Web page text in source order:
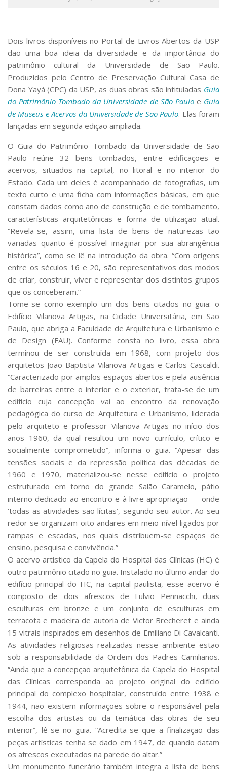
Segurança, Trânsito e Prevenção
RH, Administrativo e Financeiro
Outros serviços
Comunicação
Assessorias e Mídias
Aplicativos e Sites
Jornal da USP
Agenda de Eventos
Dois livros disponíveis no Portal de Livros Abertos da USP
dão uma boa ideia da diversidade e da importância do
patrimônio cultural da Universidade de São Paulo.
Produzidos pelo Centro de Preservação Cultural Casa de
Dona Yayá (CPC) da USP, as duas obras são intituladas Guia
do Patrimônio Tombado da Universidade de São Pauloe Guia
de Museus e Acervos da Universidade de São Paulo. Elas foram
lançadas em segunda edição ampliada.
OGuia do Patrimônio Tombado da Universidade de São
Paulo reúne 32 bens tombados, entre edificações e
acervos, situados na capital, no litoral e no interior do
Estado. Cada um deles é acompanhado de fotografias, um
texto curto e uma ficha com informações básicas, em que
constam dados como ano de construção e de tombamento,
características arquitetônicas e forma de utilização atual.
“Revela-se, assim, uma lista de bens de naturezas tão
variadas quanto é possível imaginar por sua abrangência
histórica”, como se lê na introdução da obra. “Com origens
entre os séculos 16 e 20, são representativos dos modos
de criar, construir, viver e representar dos distintos grupos
que os conceberam.”
Tome-se como exemplo um dos bens citados no guia: o
Edifício Vilanova Artigas, na Cidade Universitária, em São
Paulo, que abriga a Faculdade de Arquitetura e Urbanismo e
de Design (FAU). Conforme consta no livro, essa obra
terminou de ser construída em 1968, com projeto dos
arquitetos João Baptista Vilanova Artigas e Carlos Cascaldi.
“Caracterizado por amplos espaços abertos e pela ausência
de barreiras entre o interior e o exterior, trata-se de um
edifício cuja concepção vai ao encontro da renovação
pedagógica do curso de Arquitetura e Urbanismo, liderada
pelo arquiteto e professor Vilanova Artigas no início dos
anos 1960, da qual resultou um novo currículo, crítico e
socialmente comprometido”, informa o guia. “Apesar das
tensões sociais e da repressão política das décadas de
1960 e 1970, materializou-se nesse edifício o projeto
estruturado em torno do grande Salão Caramelo, pátio
interno dedicado ao encontro e à livre apropriação — onde
‘todas as atividades são lícitas’, segundo seu autor. Ao seu
redor se organizam oito andares em meio nível ligados por
rampas e escadas, nos quais distribuem-se espaços de
ensino, pesquisa e convivência.”
O acervo artístico da Capela do Hospital das Clínicas (HC) é
outro patrimônio citado no guia. Instalado no último andar do
edifício principal do HC, na capital paulista, esse acervo é
composto de dois afrescos de Fulvio Pennacchi, duas
esculturas em bronze e um conjunto de esculturas em
terracota e madeira de autoria de Victor Brecheret e ainda
15 vitrais inspirados em desenhos de Emiliano Di Cavalcanti.
As atividades religiosas realizadas nesse ambiente estão
sob a responsabilidade da Ordem dos Padres Camilianos.
“Ainda que a concepção arquitetônica da Capela do Hospital
das Clínicas corresponda ao projeto original do edifício
principal do complexo hospitalar, construído entre 1938 e
1944, não existem informações sobre o responsável pela
escolha dos artistas ou da temática das obras de seu
interior”, lê-se no guia. “Acredita-se que a finalização das
peças artísticas tenha se dado em 1947, de quando datam
os afrescos executados na parede do altar.”
Um monumento funerário também integra a lista de bens